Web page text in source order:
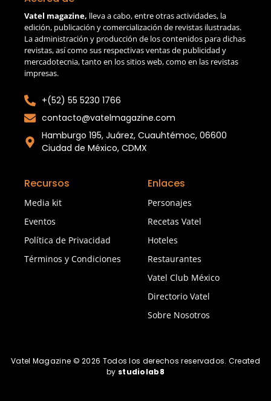
Vatel magazine, lleva a cabo, entre otras actividades, la
edición, publicación y comercialización de revistas ilustradas.
La administración y producción de los contenidos para dichas
revistas, así como sus respectivas ventas de publicidad y
mercadotecnia, tanto en los sitios web, como en las revistas
impresas.
+(52) 55 5230 1766
contacto@vatelmagazine.com
Hamburgo 195, Juárez, Cuauhtémoc, 06600
Ciudad de México, CDMX
Recursos
Media kit
Eventos
Política de Privacidad
Términos y Condiciones
Enlaces
Personajes
Recetas Vatel
Hoteles
Restaurantes
Vatel Club México
Directorio Vatel
Sobre Nosotros
Vatel Magazine © 2026 Todos los derechos reservados. Created
by studiolab8